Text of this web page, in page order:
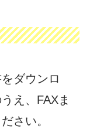
ダウンロ
え、FAXま
さい。